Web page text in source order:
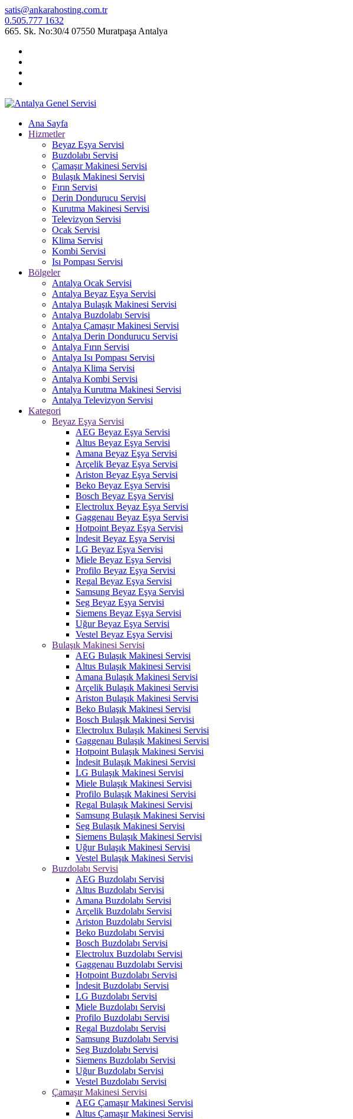
satis@ankarahosting.com.tr
0.505.777 1632
665. Sk. No:30/4 07550 Muratpaşa Antalya
Ana Sayfa
Hizmetler
Beyaz Eşya Servisi
Buzdolabı Servisi
Çamaşır Makinesi Servisi
Bulaşık Makinesi Servisi
Fırın Servisi
Derin Dondurucu Servisi
Kurutma Makinesi Servisi
Televizyon Servisi
Ocak Servisi
Klima Servisi
Kombi Servisi
Isı Pompası Servisi
Bölgeler
Antalya Ocak Servisi
Antalya Beyaz Eşya Servisi
Antalya Bulaşık Makinesi Servisi
Antalya Buzdolabı Servisi
Antalya Çamaşır Makinesi Servisi
Antalya Derin Dondurucu Servisi
Antalya Fırın Servisi
Antalya Isı Pompası Servisi
Antalya Klima Servisi
Antalya Kombi Servisi
Antalya Kurutma Makinesi Servisi
Antalya Televizyon Servisi
Kategori
Beyaz Eşya Servisi
AEG Beyaz Eşya Servisi
Altus Beyaz Eşya Servisi
Amana Beyaz Eşya Servisi
Arçelik Beyaz Eşya Servisi
Ariston Beyaz Eşya Servisi
Beko Beyaz Eşya Servisi
Bosch Beyaz Eşya Servisi
Electrolux Beyaz Eşya Servisi
Gaggenau Beyaz Eşya Servisi
Hotpoint Beyaz Eşya Servisi
İndesit Beyaz Eşya Servisi
LG Beyaz Eşya Servisi
Miele Beyaz Eşya Servisi
Profilo Beyaz Eşya Servisi
Regal Beyaz Eşya Servisi
Samsung Beyaz Eşya Servisi
Seg Beyaz Eşya Servisi
Siemens Beyaz Eşya Servisi
Uğur Beyaz Eşya Servisi
Vestel Beyaz Eşya Servisi
Bulaşık Makinesi Servisi
AEG Bulaşık Makinesi Servisi
Altus Bulaşık Makinesi Servisi
Amana Bulaşık Makinesi Servisi
Arçelik Bulaşık Makinesi Servisi
Ariston Bulaşık Makinesi Servisi
Beko Bulaşık Makinesi Servisi
Bosch Bulaşık Makinesi Servisi
Electrolux Bulaşık Makinesi Servisi
Gaggenau Bulaşık Makinesi Servisi
Hotpoint Bulaşık Makinesi Servisi
İndesit Bulaşık Makinesi Servisi
LG Bulaşık Makinesi Servisi
Miele Bulaşık Makinesi Servisi
Profilo Bulaşık Makinesi Servisi
Regal Bulaşık Makinesi Servisi
Samsung Bulaşık Makinesi Servisi
Seg Bulaşık Makinesi Servisi
Siemens Bulaşık Makinesi Servisi
Uğur Bulaşık Makinesi Servisi
Vestel Bulaşık Makinesi Servisi
Buzdolabı Servisi
AEG Buzdolabı Servisi
Altus Buzdolabı Servisi
Amana Buzdolabı Servisi
Arçelik Buzdolabı Servisi
Ariston Buzdolabı Servisi
Beko Buzdolabı Servisi
Bosch Buzdolabı Servisi
Electrolux Buzdolabı Servisi
Gaggenau Buzdolabı Servisi
Hotpoint Buzdolabı Servisi
İndesit Buzdolabı Servisi
LG Buzdolabı Servisi
Miele Buzdolabı Servisi
Profilo Buzdolabı Servisi
Regal Buzdolabı Servisi
Samsung Buzdolabı Servisi
Seg Buzdolabı Servisi
Siemens Buzdolabı Servisi
Uğur Buzdolabı Servisi
Vestel Buzdolabı Servisi
Çamaşır Makinesi Servisi
AEG Çamaşır Makinesi Servisi
Altus Çamaşır Makinesi Servisi